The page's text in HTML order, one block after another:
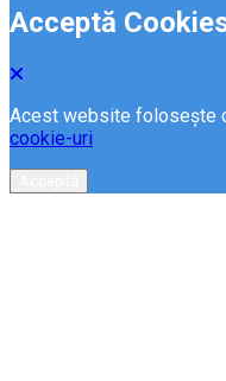
Acceptă
Acest website folosește
cookie-uri